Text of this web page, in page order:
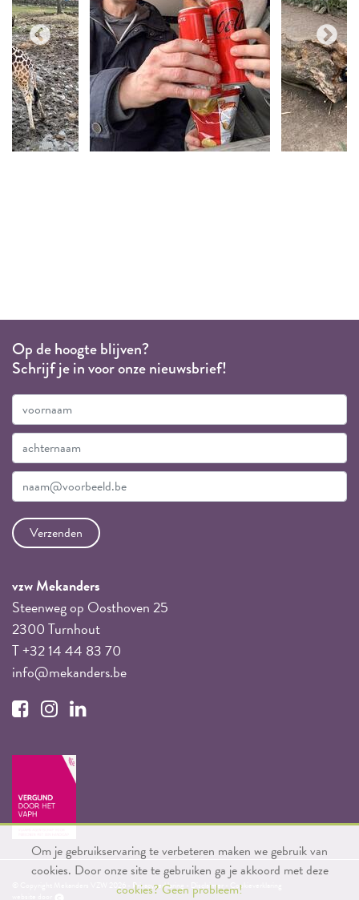
Op de hoogte blijven?
Schrijf je in voor onze nieuwsbrief!
vzw Mekanders
Steenweg op Oosthoven 25
2300 Turnhout
T +32 14 44 83 70
info@mekanders.be
Privacyverklaring Disclaimer
Cookieverklaring
Om je gebruikservaring te verbeteren maken we gebruik van
cookies. Door onze site te gebruiken ga je akkoord met deze
cookies?Geen probleem!